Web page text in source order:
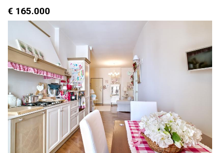
€ 165.000